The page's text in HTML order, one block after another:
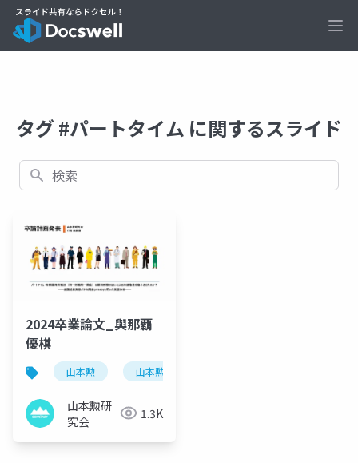
タグ #パートタイム に関するスライド
検索
2024卒業論文_與那覇
優棋
山本勲 山本勲研究会
山本勲研
究会
1.3K